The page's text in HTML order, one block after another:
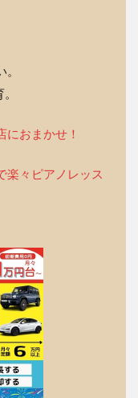
おまかせ！
楽々ピアノレッス